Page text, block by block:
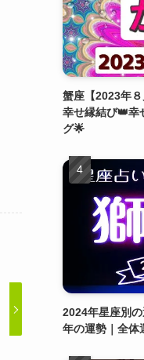
蟹座【2023年
幸せ縁結び👑幸
グ🌟
2024年星座別
年の運勢｜全体